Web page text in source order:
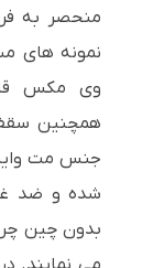
منحصر به
نمونه های
وی مکس
شده و ضد
بدون چین